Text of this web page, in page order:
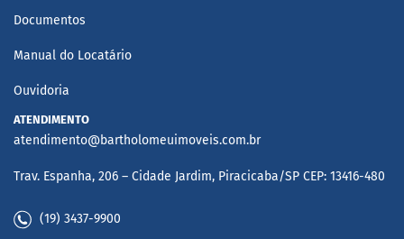
Documentos
Manual do Locatário
Ouvidoria
ATENDIMENTO
atendimento@bartholomeuimoveis.com.br
Trav. Espanha, 206 – Cidade Jardim, Piracicaba/SP CEP: 13416-480
(19) 3437-9900